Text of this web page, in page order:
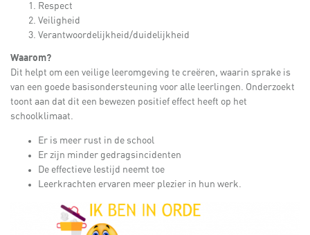
Respect
Veiligheid
Verantwoordelijkheid/duidelijkheid
Waarom?
Dit helpt om een veilige leeromgeving te creëren, waarin sprake is
van een goede basisondersteuning voor alle leerlingen. Onderzoekt
toont aan dat dit een bewezen positief effect heeft op het
schoolklimaat.
Er is meer rust in de school
Er zijn minder gedragsincidenten
De effectieve lestijd neemt toe
Leerkrachten ervaren meer plezier in hun werk.